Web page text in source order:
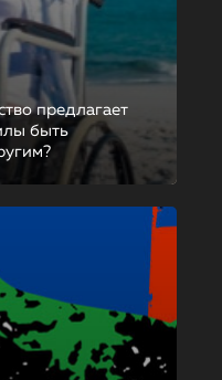
предлагает
быть